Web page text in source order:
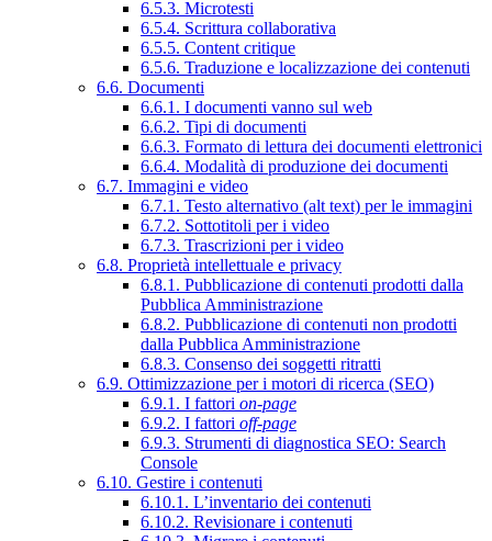
6.5.3. Microtesti
6.5.4. Scrittura collaborativa
6.5.5. Content critique
6.5.6. Traduzione e localizzazione dei contenuti
6.6. Documenti
6.6.1. I documenti vanno sul web
6.6.2. Tipi di documenti
6.6.3. Formato di lettura dei documenti elettronici
6.6.4. Modalità di produzione dei documenti
6.7. Immagini e video
6.7.1. Testo alternativo (alt text) per le immagini
6.7.2. Sottotitoli per i video
6.7.3. Trascrizioni per i video
6.8. Proprietà intellettuale e privacy
6.8.1. Pubblicazione di contenuti prodotti dalla
Pubblica Amministrazione
6.8.2. Pubblicazione di contenuti non prodotti
dalla Pubblica Amministrazione
6.8.3. Consenso dei soggetti ritratti
6.9. Ottimizzazione per i motori di ricerca (SEO)
6.9.1. I fattori on-page
6.9.2. I fattori off-page
6.9.3. Strumenti di diagnostica SEO: Search
Console
6.10. Gestire i contenuti
6.10.1. L’inventario dei contenuti
6.10.2. Revisionare i contenuti